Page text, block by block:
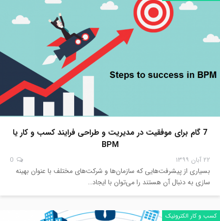
7 گام برای موفقیت در مدیریت و طراحی فرایند کسب و کار یا
BPM
۲۲ آبان ۱۳۹۹
بسیاری از پیشرفت‌هایی که سازمان‌ها و شرکت‌های مختلف با عنوان بهینه
سازی به دنبال آن هستند را می‌توان با ایجاد…
کسب و کار الکترونیک